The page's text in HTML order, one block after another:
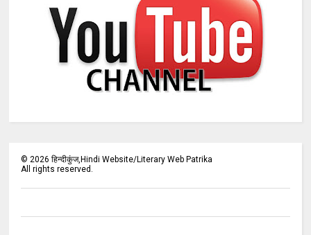
©2026 हिन्दीकुंज,Hindi Website/Literary Web Patrika
All rights reserved.